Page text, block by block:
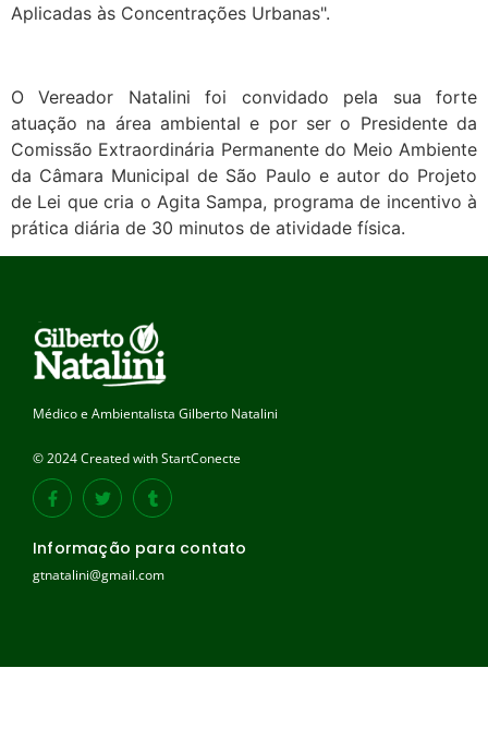
Aplicadas às Concentrações Urbanas".
O Vereador Natalini foi convidado pela sua forte
atuação na área ambiental e por ser o Presidente da
Comissão Extraordinária Permanente do Meio Ambiente
da Câmara Municipal de São Paulo e autor do Projeto
de Lei que cria o Agita Sampa, programa de incentivo à
prática diária de 30 minutos de atividade física.
Médico e Ambientalista Gilberto Natalini
© 2024 Created with StartConecte
Informação para contato
gtnatalini@gmail.com